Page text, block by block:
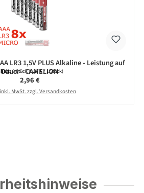
LR3 1,5V PLUS Alkaline - Leistung auf
Dauer - CAMELION
8 Stück(0,37 € / 1 Stück)
Regulärer Preis:
2,96 €
MwSt. zzgl. Versandkosten